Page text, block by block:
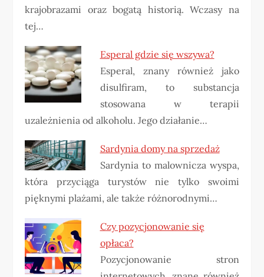
krajobrazami oraz bogatą historią. Wczasy na
tej…
Esperal gdzie się wszywa?
Esperal, znany również jako
disulfiram, to substancja
stosowana w terapii
uzależnienia od alkoholu. Jego działanie…
Sardynia domy na sprzedaż
Sardynia to malownicza wyspa,
która przyciąga turystów nie tylko swoimi
pięknymi plażami, ale także różnorodnymi…
Czy pozycjonowanie się
opłaca?
Pozycjonowanie stron